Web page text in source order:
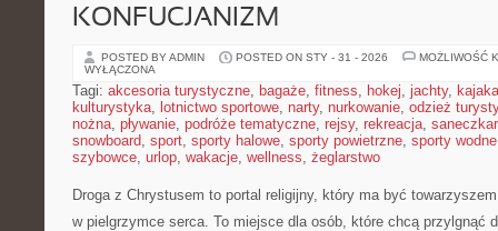
KONFUCJANIZM
POSTED BY ADMIN POSTED ON STY - 31 - 2026
MOŻLIWOŚĆ
WYŁĄCZONA
Tagi: akcesoria turystyczne, bagaże, fitness, hokej, jachty,
kulturystyka, lotnictwo sportowe, narty, nurkowanie, odzież
nożna, pływanie, podróże tematyczne, rejsy, rekreacja,
snowboard, sport, sporty halowe, sporty powietrzne, sporty wodne
szybowce, urlop, wakacje, wellness, żeglarstwo
Droga z Chrystusem to portal religijny, który ma być
w pielgrzymce serca. To miejsce dla osób, które chcą przylgnąć